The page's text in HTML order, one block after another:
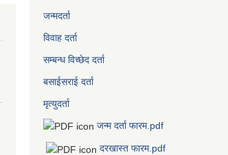
जन्मदर्ता
विवाह दर्ता
सम्बन्ध विच्छेद दर्ता
बसाईसराई दर्ता
मृत्युदर्ता
जन्म दर्ता फारम.pdf
दरखास्त फारम.pdf